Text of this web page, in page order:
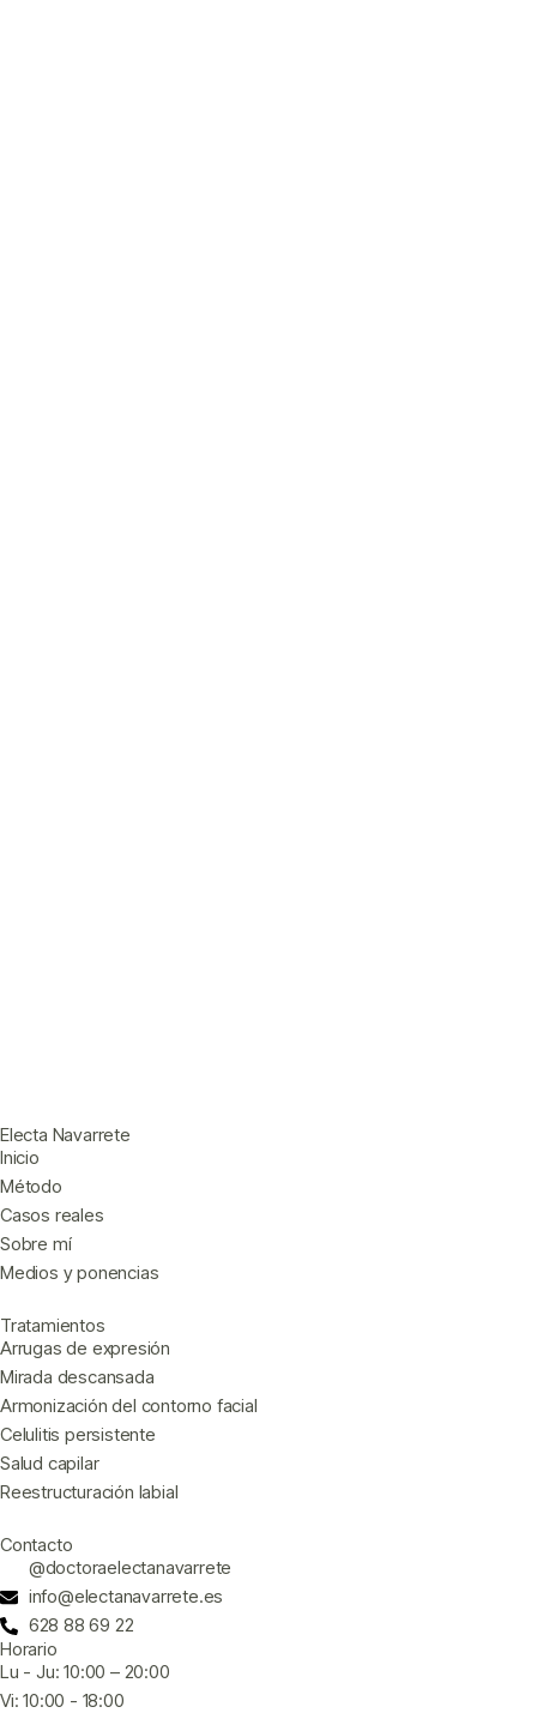
Electa Navarrete
Inicio
Método
Casos reales
Sobre mí
Medios y ponencias
Tratamientos
Arrugas de expresión
Mirada descansada
Armonización del contorno facial
Celulitis persistente
Salud capilar
Reestructuración labial
Contacto
@doctoraelectanavarrete
info@electanavarrete.es
628 88 69 22
Horario
Lu - Ju: 10:00 – 20:00
Vi: 10:00 - 18:00